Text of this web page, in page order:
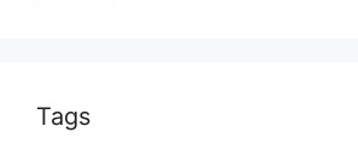
Tags